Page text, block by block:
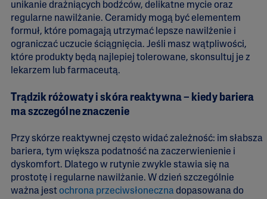
unikanie drażniących bodźców, delikatne mycie oraz
regularne nawilżanie. Ceramidy mogą być elementem
formuł, które pomagają utrzymać lepsze nawilżenie i
ograniczać uczucie ściągnięcia. Jeśli masz wątpliwości,
które produkty będą najlepiej tolerowane, skonsultuj je z
lekarzem lub farmaceutą.
Trądzik różowaty i skóra reaktywna – kiedy bariera
ma szczególne znaczenie
Przy skórze reaktywnej często widać zależność: im słabsza
bariera, tym większa podatność na zaczerwienienie i
dyskomfort. Dlatego w rutynie zwykle stawia się na
prostotę i regularne nawilżanie. W dzień szczególnie
ważna jestochrona przeciwsłonecznadopasowana do